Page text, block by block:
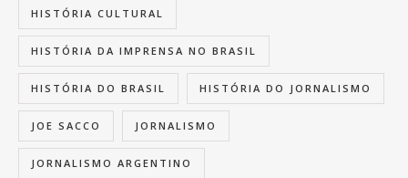
HISTÓRIA CULTURAL
HISTÓRIA DA IMPRENSA NO BRASIL
HISTÓRIA DO BRASIL HISTÓRIA DO JORNALISMO
JOE SACCO JORNALISMO
JORNALISMO ARGENTINO